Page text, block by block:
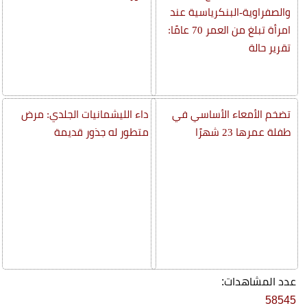
والصفراوية-البنكرياسية عند
امرأة تبلغ من العمر 70 عامًا:
تقرير حالة
تضخم الأمعاء الأساسي في
طفلة عمرها 23 شهرًا
داء الليشمانيات الجلدي: مرض
متطور له جذور قديمة
عدد المشاهدات:
58545